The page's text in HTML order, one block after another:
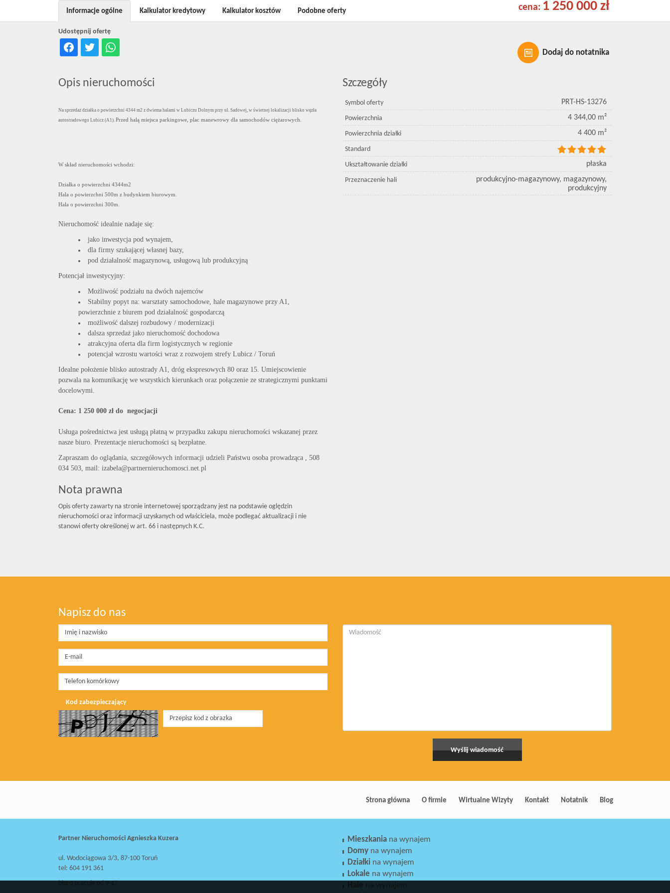
cena: 1 250 000 zł
Dodaj do notatnika
Udostępnij ofertę
Informacje ogólne Kalkulator kredytowy Kalkulator kosztów Podobne oferty
Opis nieruchomości
Na sprzedaż działka o powierzchni 4344 m2 z dwiema halami w Lubiczu Dolnym przy ul. Sadowej, w świetnej lokalizacji blisko węzła
autostradowego Lubicz (A1). Przed halą miejsca parkingowe, plac manewrowy dla samochodów ciężarowych.
W skład nieruchomości wchodzi:
Działka o powierzchni 4344m2
Hala o powierzchni 500m z budynkiem biurowym.
Hala o powierzchni 300m.
Nieruchomość idealnie nadaje się:
jako inwestycja pod wynajem,
dla firmy szukającej własnej bazy,
pod działalność magazynową, usługową lub produkcyjną
Potencjał inwestycyjny:
Możliwość podziału na dwóch najemców
Stabilny popyt na: warsztaty samochodowe, hale magazynowe przy A1,
powierzchnie z biurem pod działalność gospodarczą
możliwość dalszej rozbudowy / modernizacji
dalsza sprzedaż jako nieruchomość dochodowa
atrakcyjna oferta dla firm logistycznych w regionie
potencjał wzrostu wartości wraz z rozwojem strefy Lubicz / Toruń
Idealne położenie blisko autostrady A1, dróg ekspresowych 80 oraz 15. Umiejscowienie
pozwala na komunikację we wszystkich kierunkach oraz połączenie ze strategicznymi punktami
docelowymi.
Cena: 1 250 000 zł do negocjacji
Usługa pośrednictwa jest usługą płatną w przypadku zakupu nieruchomości wskazanej przez
nasze biuro. Prezentacje nieruchomości są bezpłatne.
Zapraszam do oglądania, szczegółowych informacji udzieli Państwu osoba prowadząca , 508
034 503, mail: izabela@partnernieruchomosci.net.pl
Nota prawna
Opis oferty zawarty na stronie internetowej sporządzany jest na podstawie oględzin
nieruchomości oraz informacji uzyskanych od właściciela, może podlegać aktualizacji i nie
stanowi oferty określonej w art. 66 i następnych K.C.
Szczegóły
Symbol oferty PRT-HS-13276
Powierzchnia 4 344,00 m²
Powierzchnia działki 4 400 m²
Standard
Ukształtowanie działki płaska
Przeznaczenie hali
produkcyjno-magazynowy, magazynowy,
produkcyjny
Napisz do nas
Kod zabezpieczający
Strona główna O firmie Wirtualne Wizyty Kontakt Notatnik Blog
Partner Nieruchomości Agnieszka Kuzera
ul. Wodociągowa 3/3, 87-100 Toruń
tel: 604 191 361
biuro pracuje od 9-17
Mieszkania na wynajem
Domy na wynajem
Działki na wynajem
Lokale na wynajem
Hale na wynajem